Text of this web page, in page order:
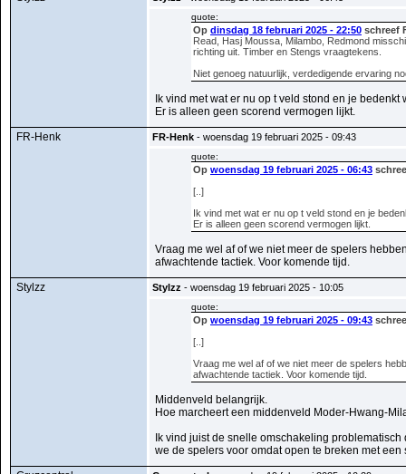
quote:
Op dinsdag 18 februari 2025 - 22:50 schreef
Read, Hasj Moussa, Milambo, Redmond
richting uit. Timber en Stengs vraagtekens.
Niet genoeg natuurlijk, verdedigende ervaring
Ik vind met wat er nu op t veld stond en je
Er is alleen geen scorend vermogen lijkt.
FR-Henk
FR-Henk - woensdag 19 februari 2025 - 09:43
quote:
Op woensdag 19 februari 2025 - 06:43
[..]
Ik vind met wat er nu op t veld stond en je
Er is alleen geen scorend vermogen lijkt.
Vraag me wel af of we niet meer de spelers
afwachtende tactiek. Voor komende tijd.
Stylzz
Stylzz - woensdag 19 februari 2025 - 10:05
quote:
Op woensdag 19 februari 2025 - 09:43
[..]
Vraag me wel af of we niet meer de spelers
afwachtende tactiek. Voor komende tijd.
Middenveld belangrijk.
Hoe marcheert een middenveld Moder-Hwang-
Ik vind juist de snelle omschakeling
we de spelers voor omdat open te breken met